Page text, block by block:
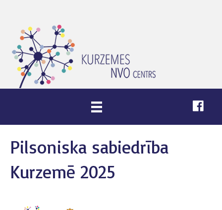
Pilsoniska sabiedrība
Kurzemē 2025